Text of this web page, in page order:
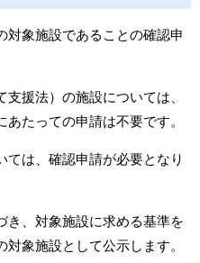
象施設であることの確認申
援法）の施設については、
たっての申請は不要です。
は、確認申請が必要となり
、対象施設に求める基準を
象施設として公示します。